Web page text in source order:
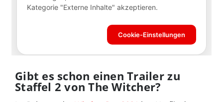
Gibt es schon einen Trailer zu
Staffel 2 von The Witcher?